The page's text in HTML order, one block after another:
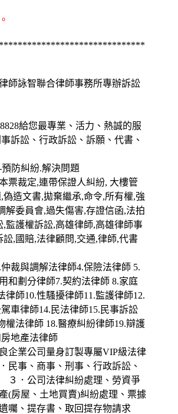
師詠智聯合律師事務所專辦訴訟
給您最專業、活力、熱誠的服
訴訟、行政訴訟、訴願、代書、
防糾紛.解決問題
票裁定,連帶保證人糾紛, 大樓管
造文書,拋棄繼承,命令,所有權,強
解委員會,過失傷害,存證信函,法拍
,監護權訴訟,高雄律師,高雄律師事
,國賠,法律顧問,交通,律師,代書
裁與調解法律師4.保險法律師 5.
和劃分律師7.契約法律師 8.家庭
律師10.性騷擾律師11.監護律師12.
車律師14.民法律師15.民事訴訟
權法律師 18.醫療糾紛律師19.辯護
地產法律師
企業公司量身訂製專屬VIP級法律
民事、商事、刑事、行政訴訟、
３．公司法律糾紛處理、勞資爭
(房屋、土地買賣)糾紛處理、票據
囑、提存書、取回提存物請求